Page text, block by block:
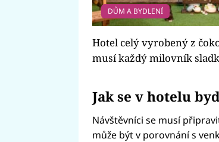
DŮM A BYDLENÍ
Hotel celý vyrobený z
musí každý milovník
Jak se v hotelu
Návštěvníci se musí
může být v porovnání s